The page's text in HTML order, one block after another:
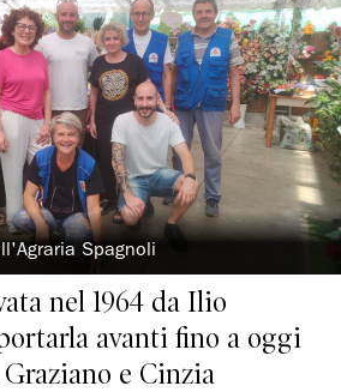
Spagnoli
nel 1964 da Ilio
avanti fino a oggi
e Cinzia